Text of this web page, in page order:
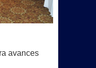
avances